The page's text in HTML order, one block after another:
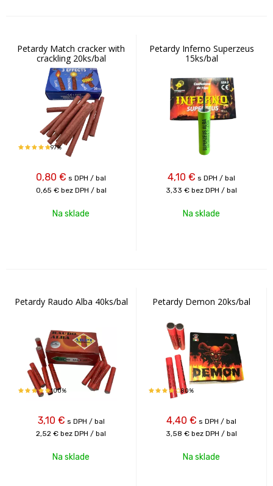
Petardy Match cracker with
crackling 20ks/bal
97%
0,80 € s DPH / bal
0,65 € bez DPH / bal
Na sklade
Petardy Inferno Superzeus
15ks/bal
4,10 € s DPH / bal
3,33 € bez DPH / bal
Na sklade
Petardy Raudo Alba 40ks/bal
100%
3,10 € s DPH / bal
2,52 € bez DPH / bal
Na sklade
Petardy Demon 20ks/bal
80%
4,40 € s DPH / bal
3,58 € bez DPH / bal
Na sklade